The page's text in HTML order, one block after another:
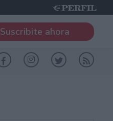
Suscribite ahora